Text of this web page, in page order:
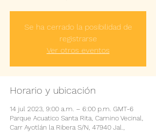
Se ha cerrado la posibilidad de
registrarse
Ver otros eventos
Horario y ubicación
14 jul 2023, 9:00 a.m. – 6:00 p.m. GMT-6
Parque Acuatico Santa Rita, Camino Vecinal,
Carr Ayotlán la Ribera S/N, 47940 Jal.,